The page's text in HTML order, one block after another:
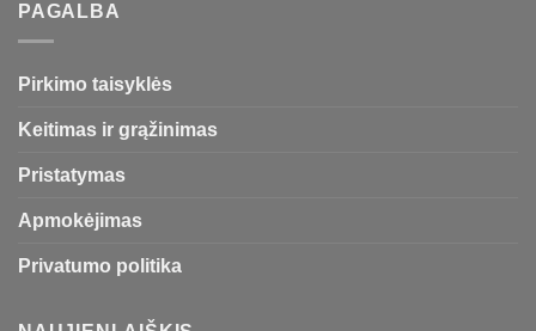
PAGALBA
Pirkimo taisyklės
Keitimas ir grąžinimas
Pristatymas
Apmokėjimas
Privatumo politika